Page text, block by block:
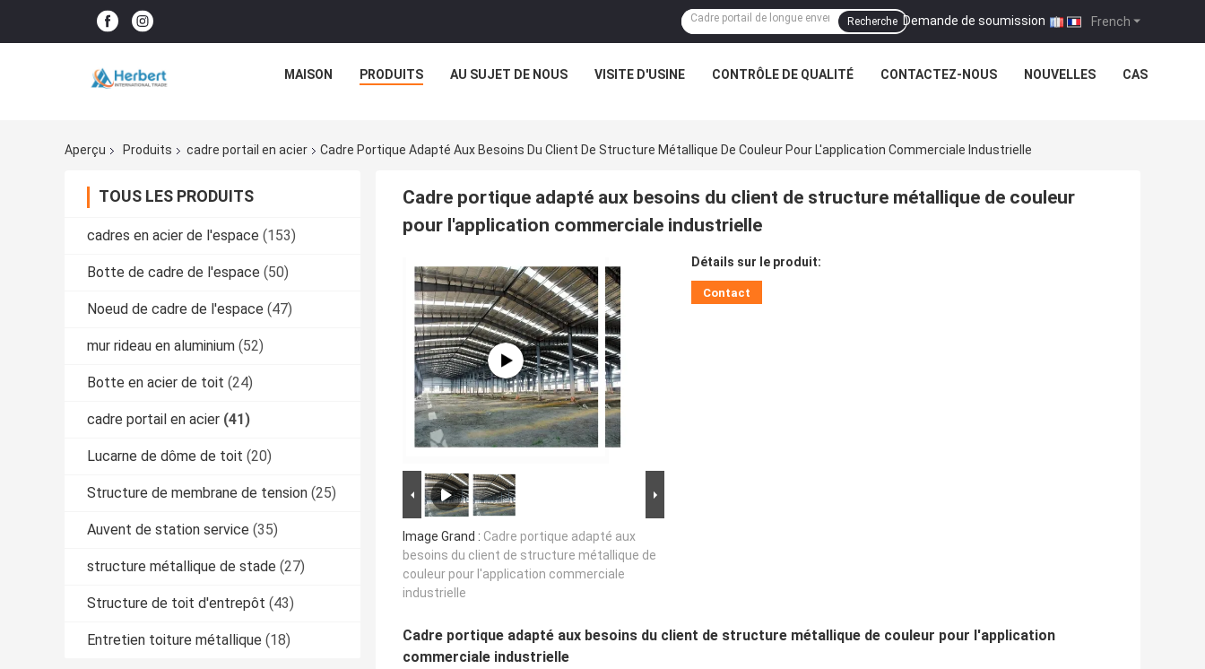
French
Demande de soumission |
Recherche
MAISON PRODUITS AU SUJET DE NOUS VISITE D'USINE CONTRÔLE DE QUALITÉ CONTACTEZ-NOUS NOUVELLES CAS
Aperçu Produits cadre portail en acier Cadre Portique Adapté Aux Besoins Du Client De Structure Métallique De Couleur Pour L'application Commerciale Industrielle
TOUS LES PRODUITS
cadres en acier de l'espace (153)
Botte de cadre de l'espace (50)
Noeud de cadre de l'espace (47)
mur rideau en aluminium (52)
Botte en acier de toit (24)
cadre portail en acier (41)
Lucarne de dôme de toit (20)
Structure de membrane de tension (25)
Auvent de station service (35)
structure métallique de stade (27)
Structure de toit d'entrepôt (43)
Entretien toiture métallique (18)
Cadre portique adapté aux besoins du client de structure métallique de couleur
pour l'application commerciale industrielle
Image Grand : Cadre portique adapté aux
besoins du client de structure métallique de
couleur pour l'application commerciale
industrielle
Détails sur le produit:
Contact
Cadre portique adapté aux besoins du client de structure métallique de couleur pour l'application
commerciale industrielle